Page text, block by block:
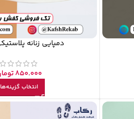
دمپایی زنانه
850.000
انتخاب گزینه‌ها